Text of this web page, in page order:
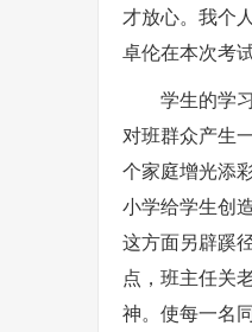
才放心。我个
卓伦在本次考
学生的学
对班群众产生
个家庭增光添
小学给学生创
这方面另辟蹊
点，班主任关
神。使每一名